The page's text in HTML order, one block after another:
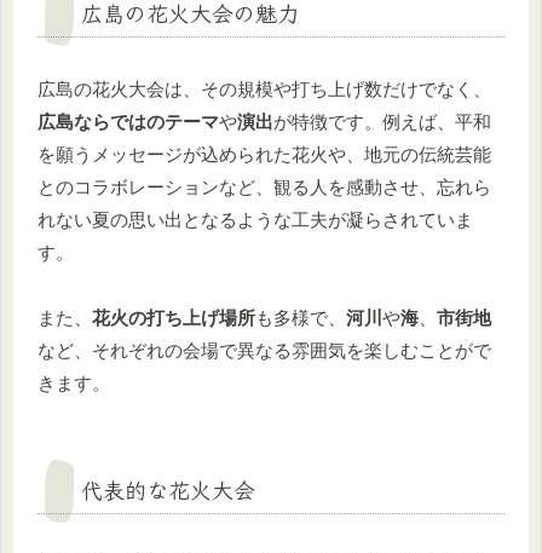
広島の花火大会の魅力
広島の花火大会は、その規模や打ち上げ数だけでなく、
広島ならではのテーマや演出が特徴です。例えば、平和
を願うメッセージが込められた花火や、地元の伝統芸能
とのコラボレーションなど、観る人を感動させ、忘れら
れない夏の思い出となるような工夫が凝らされていま
す。
また、 花火の打ち上げ場所も多様で、 河川 や海
市街地
など、それぞれの会場で異なる雰囲気を楽しむことがで
きます。
代表的な花火大会